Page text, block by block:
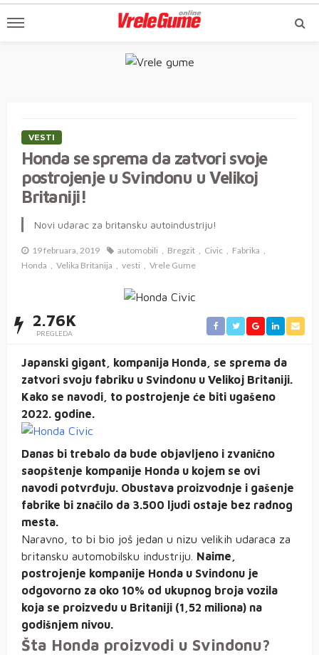
VESTI
Honda se sprema da zatvori svoje
postrojenje u Svindonu u Velikoj
Britaniji!
Novi udarac za britansku autoindustriju!
19 februara, 2019 automobili Bregzit Civic
Fabrika
Honda
Velika Britanija vesti Vrele Gume
2.76K
PREGLEDA
Japanski gigant, kompanija Honda, se sprema da
zatvori svoju fabriku u Svindonu u Velikoj Britaniji.
Kako se navodi, to postrojenje će biti ugašeno
2022. godine.
Danas bi trebalo da bude objavljeno i zvanično
saopštenje kompanije Honda u kojem se ovi
navodi potvrđuju. Obustava proizvodnje i gašenje
fabrike bi značilo da 3.500 ljudi ostaje bez radnog
mesta.
Naravno, to bi bio još jedan u nizu velikih udaraca za
britansku automobilsku industriju. Naime,
postrojenje kompanije Honda u Svindonu je
odgovorno za oko 10% od ukupnog broja vozila
koja se proizvedu u Britaniji (1,52 miliona) na
godišnjem nivou.
Šta Honda proizvodi u Svindonu?